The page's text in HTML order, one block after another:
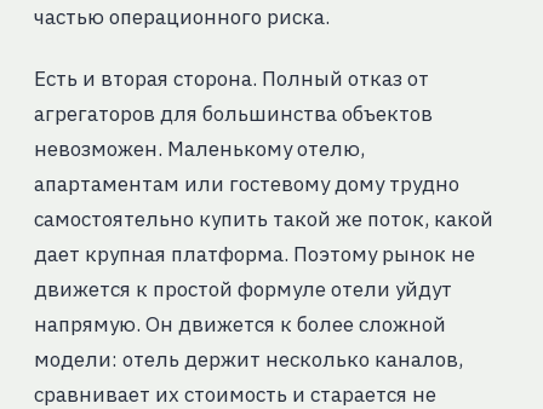
частью операционного риска.
Есть и вторая сторона. Полный отказ от
агрегаторов для большинства объектов
невозможен. Маленькому отелю,
апартаментам или гостевому дому трудно
самостоятельно купить такой же поток, какой
дает крупная платформа. Поэтому рынок не
движется к простой формуле отели уйдут
напрямую. Он движется к более сложной
модели: отель держит несколько каналов,
сравнивает их стоимость и старается не